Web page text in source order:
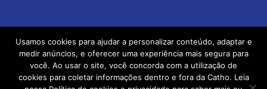
Usamos cookies para ajudar a personalizar conteúdo, adaptar e
medir anúncios, e oferecer uma experiência mais segura para
você. Ao usar o site, você concorda com a utilização de
cookies para coletar informações dentro e fora da Catho. Leia